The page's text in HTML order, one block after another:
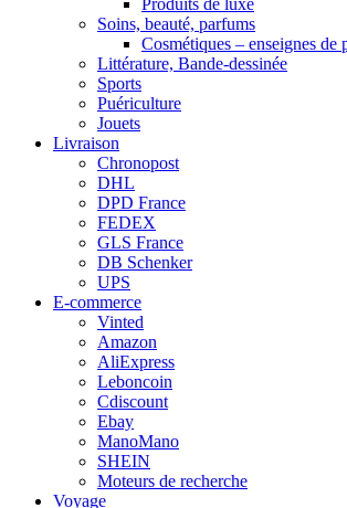
Produits de luxe
Soins, beauté, parfums
Cosmétiques – enseignes de
Littérature, Bande-dessinée
Sports
Puériculture
Jouets
Livraison
Chronopost
DHL
DPD France
FEDEX
GLS France
DB Schenker
UPS
E-commerce
Vinted
Amazon
AliExpress
Leboncoin
Cdiscount
Ebay
ManoMano
SHEIN
Moteurs de recherche
Voyage